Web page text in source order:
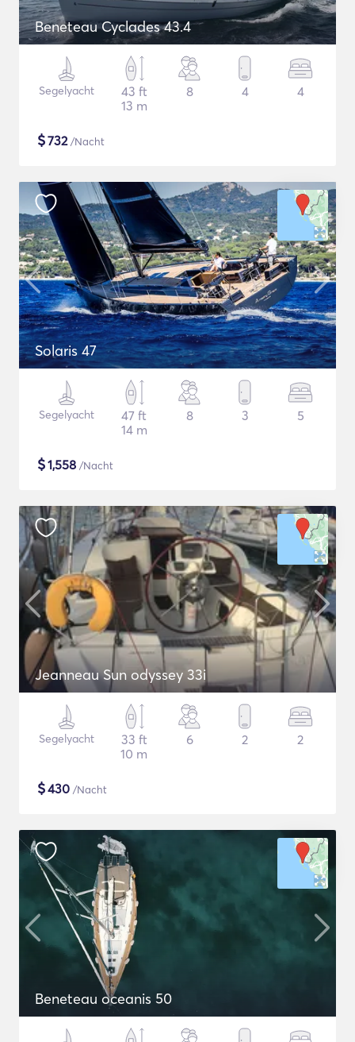
Beneteau Cyclades 43.4
Segelyacht
43 ft
13 m
8 4 4
$732/Nacht
Solaris 47
Segelyacht
47 ft
14 m
8 3 5
$1,558 /Nacht
Jeanneau Sun odyssey 33i
Segelyacht
33 ft
10 m
6 2 2
$430 /Nacht
Beneteau oceanis 50